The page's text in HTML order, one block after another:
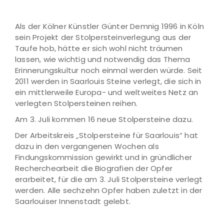
Als der Kölner Künstler Günter Demnig 1996 in Köln
sein Projekt der Stolpersteinverlegung aus der
Taufe hob, hätte er sich wohl nicht träumen
lassen, wie wichtig und notwendig das Thema
Erinnerungskultur noch einmal werden würde. Seit
2011 werden in Saarlouis Steine verlegt, die sich in
ein mittlerweile Europa- und weltweites Netz an
verlegten Stolpersteinen reihen.
Am 3. Juli kommen 16 neue Stolpersteine dazu.
Der Arbeitskreis „Stolpersteine für Saarlouis“ hat
dazu in den vergangenen Wochen als
Findungskommission gewirkt und in gründlicher
Recherchearbeit die Biografien der Opfer
erarbeitet, für die am 3. Juli Stolpersteine verlegt
werden. Alle sechzehn Opfer haben zuletzt in der
Saarlouiser Innenstadt gelebt.